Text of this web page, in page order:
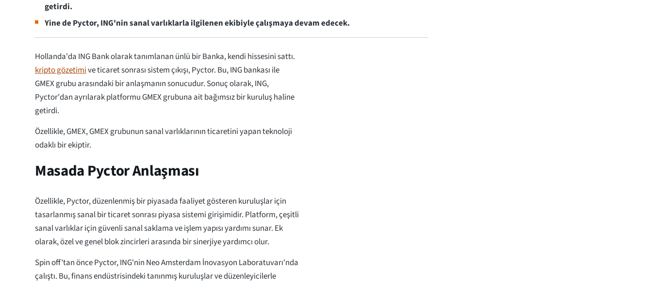
getirdi.
Yine de Pyctor, ING'nin sanal varlıklarla ilgilenen ekibiyle çalışmaya devam edecek.
Hollanda'da ING Bank olarak tanımlanan ünlü bir Banka, kendi hissesini sattı.
kripto gözetimive ticaret sonrası sistem çıkışı, Pyctor. Bu, ING bankası ile
GMEX grubu arasındaki bir anlaşmanın sonucudur. Sonuç olarak, ING,
Pyctor'dan ayrılarak platformu GMEX grubuna ait bağımsız bir kuruluş haline
getirdi.
Özellikle, GMEX, GMEX grubunun sanal varlıklarının ticaretini yapan teknoloji
odaklı bir ekiptir.
Masada Pyctor Anlaşması
Özellikle, Pyctor, düzenlenmiş bir piyasada faaliyet gösteren kuruluşlar için
tasarlanmış sanal bir ticaret sonrası piyasa sistemi girişimidir. Platform, çeşitli
sanal varlıklar için güvenli sanal saklama ve işlem yapısı yardımı sunar. Ek
olarak, özel ve genel blok zincirleri arasında bir sinerjiye yardımcı olur.
Spin off'tan önce Pyctor, ING'nin Neo Amsterdam İnovasyon Laboratuvarı'nda
çalıştı. Bu, finans endüstrisindeki tanınmış kuruluşlar ve düzenleyicilerle